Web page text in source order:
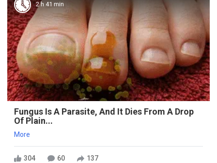
2 h 41 min
Fungus Is A Parasite, And It Dies From A Drop
Of Plain...
More
304 60 137